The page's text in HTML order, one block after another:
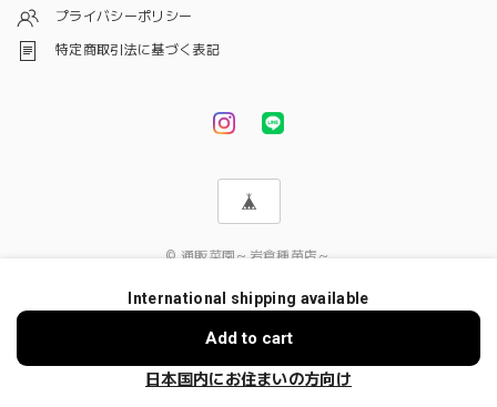
プライバシーポリシー
特定商取引法に基づく表記
© 通販菜園～岩倉種苗店～
International shipping available
Add to cart
日本国内にお住まいの方向け